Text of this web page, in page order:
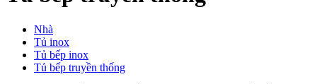
Nhà
Tủ inox
Tủ bếp inox
Tủ bếp truyền thống